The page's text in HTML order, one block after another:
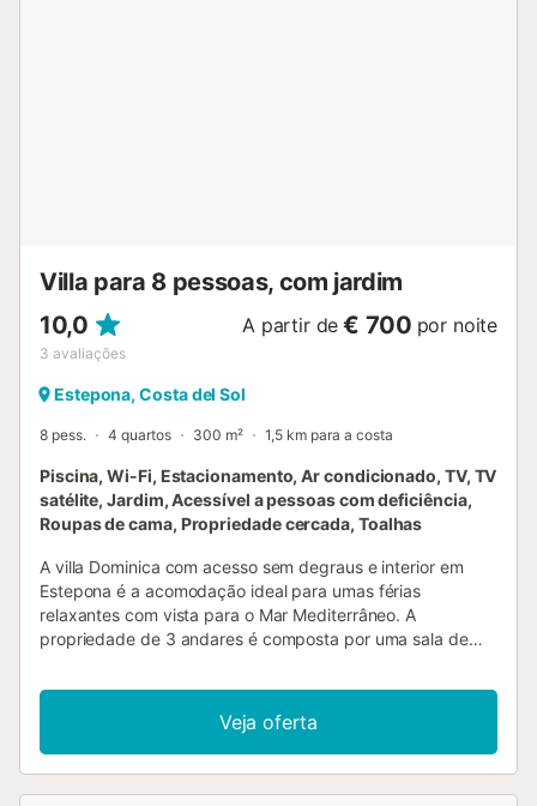
Villa para 8 pessoas, com jardim
10,0
3 avaliações
A partir de € 700 por noite
Estepona, Costa del Sol
8 pess. 4 quartos 300 m² 1,5 km para a costa
Piscina, Wi-Fi, Estacionamento, Ar condicionado, TV, TV
satélite, Jardim, Acessível a pessoas com deficiência,
Roupas de cama, Propriedade cercada, Toalhas
A villa Dominica com acesso sem degraus e interior em
Estepona é a acomodação ideal para umas férias
relaxantes com vista para o Mar Mediterrâneo. A
propriedade de 3 andares é composta por uma sala de
como um WC adicional e pode, portanto, acomodar 8
pessoas. As comodidades adicionais incluem Wi-Fi de alta
velocidade (adequado para chamadas de vídeo), uma
smart TV com serviços de streaming, ar condicionado,
Veja oferta